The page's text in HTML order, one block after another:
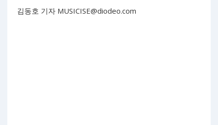
김동호 기자 MUSICISE@diodeo.com